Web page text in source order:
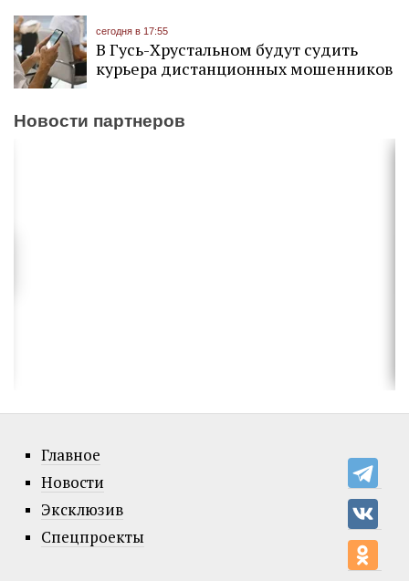
сегодня в 17:55
В Гусь-Хрустальном будут судить
курьера дистанционных мошенников
Новости партнеров
Главное
Новости
Эксклюзив
Спецпроекты